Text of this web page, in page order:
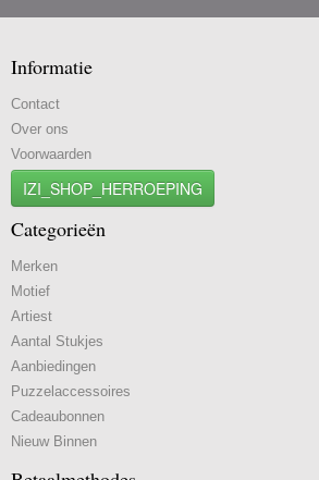
Informatie
Contact
Over ons
Voorwaarden
IZI_SHOP_HERROEPING
Categorieën
Merken
Motief
Artiest
Aantal Stukjes
Aanbiedingen
Puzzelaccessoires
Cadeaubonnen
Nieuw Binnen